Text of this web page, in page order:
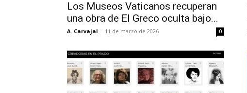
Los Museos Vaticanos recuperan
una obra de El Greco oculta bajo...
A. Carvajal - 11 de marzo de 2026 0